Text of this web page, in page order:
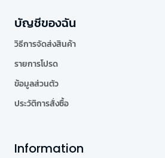
บัญชีของฉัน
วิธีการจัดส่งสินค้า
รายการโปรด
ข้อมูลส่วนตัว
ประวัติการสั่งซื้อ
Information